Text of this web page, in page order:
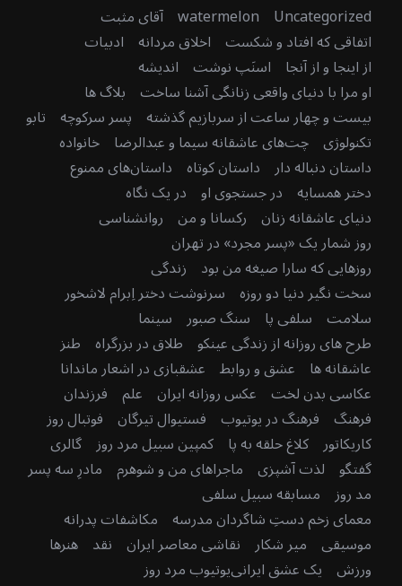
Uncategorized
watermelon آقای مثبت
اتفاقی که افتاد و شکست اخلاق مردانه ادبیات
از اینجا و از آنجا اسنَپ نوشت اندیشه
او مرا با دنیای واقعی زنانگی آشنا ساخت بلاگ ها
بیست و چهار ساعت از سربازیم گذشته پسر سرکوچه تابو
تکنولوژی چت‌های عاشقانه سیما و عبدالرضا خانواده
داستان دنباله دار داستان کوتاه داستان‌های ممنوع
دختر همسایه در جستجوی او در یک نگاه
دنیای عاشقانه زنان رکسانا و من روانشناسی
روز شمار یک «پسر مجرد» در تهران
روزهایی که سارا صیغه من بود زندگی
سخت نگیر دنیا دو روزه سرنوشت دختر اِبرام لاشخور
سلامت سلفی پا سنگ صبور سینما
طرح های روزانه از زندگی عینکو طلاق در بزرگراه طنز
عاشقانه ها عشق و روابط عشقبازی در اشعار ماندانا
عکاسی بدن لخت عکس روزانه ایران علم فرزندان
فرهنگ فرهنگ در یوتیوب فستیوال تیرگان فوتبال روز
کاریکاتور کلاغ حلقه به پا کمپین سبیل مرد روز گالری
گفتگو لذت آشپزی ماجراهای من و شوهرم مادرِ سه پسر
مد روز مسابقه سبیل سلفی
معمای زخم دستِ شاگردان مدرسه مکاشفات پدرانه
موسیقی میر شکار نقاشی معاصر ایران نقد هنرها
ورزش یک عشق ایرانییوتیوب مرد روز